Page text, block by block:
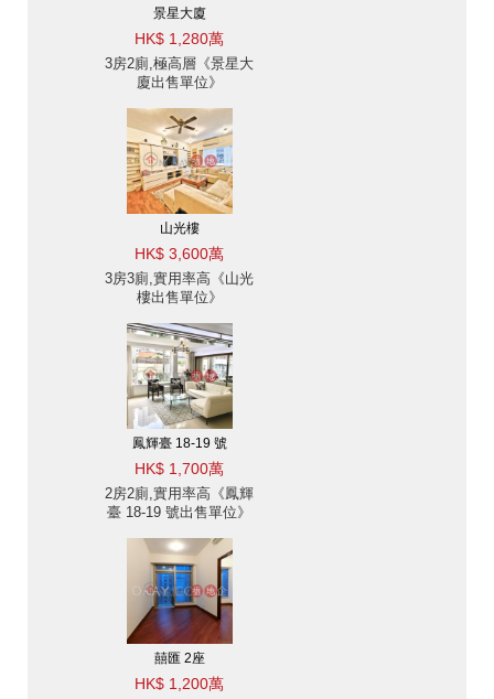
景星大廈
HK$ 1,280萬
3房2廁,極高層《景星大
廈出售單位》
山光樓
HK$ 3,600萬
3房3廁,實用率高《山光
樓出售單位》
鳳輝臺 18-19 號
HK$ 1,700萬
2房2廁,實用率高《鳳輝
臺 18-19 號出售單位》
囍匯 2座
HK$ 1,200萬